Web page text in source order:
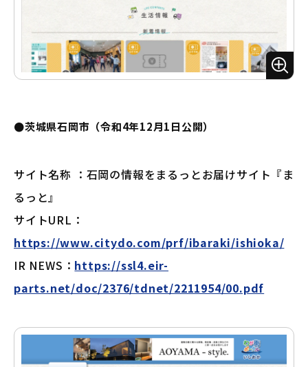
ズ
ー
●茨城県石岡市（令和4年12月1日公開）
サイト名称 ：石岡の情報をまるっとお届けサイト『ま
るっと』
サイトURL：
https://www.citydo.com/prf/ibaraki/ishioka/
IR NEWS： https://ssl4.eir-
parts.net/doc/2376/tdnet/2211954/00.pdf